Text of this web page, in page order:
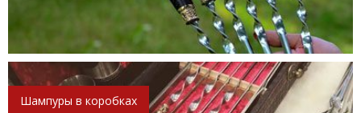
Шампуры в коробках